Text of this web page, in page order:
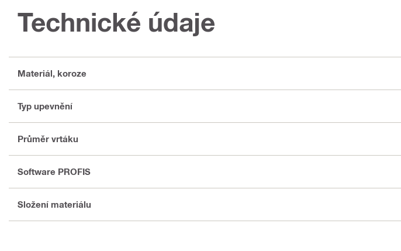
Technické údaje
Materiál, koroze
Typ upevnění
Průměr vrtáku
Software PROFIS
Složení materiálu